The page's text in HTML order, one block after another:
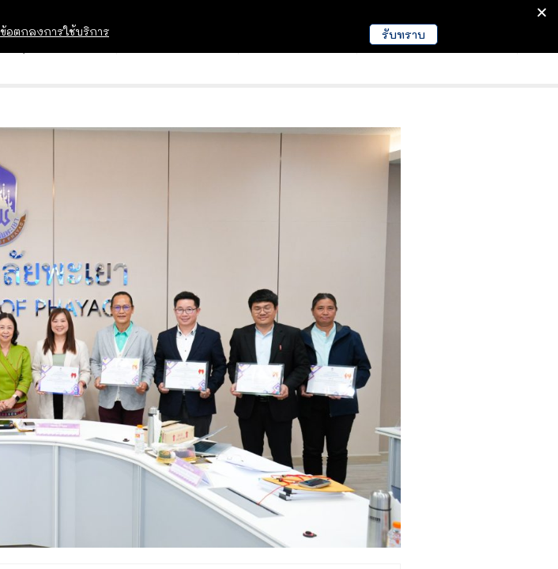
EDUCATION NEWS
ข้อตกลงการใช้บริการ รับทราบ